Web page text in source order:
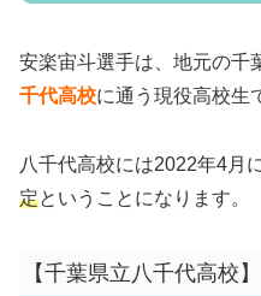
安楽宙斗選手は、地元の千
千代高校に通う現役高校生
八千代高校には2022年4月
定ということになります。
【千葉県立八千代高校】